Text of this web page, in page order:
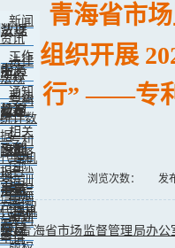
新闻
资讯
工作
动态
通知
公告
法规
法律
法规
司法
解释
相关
政策
国际
条约
案例
分析
数据
中心
专利
统计数
据
预警
报告
知识
产权智
库
服务
机构
专利
代理机
构
商标
代理机
构
教育
培训
培训
信息
培训
资料
专利
事务
专利
申请
展示
交易
便民
青海省市
组织开展
行” ——专
浏览次数： 发
青海省市场监督管理局办公